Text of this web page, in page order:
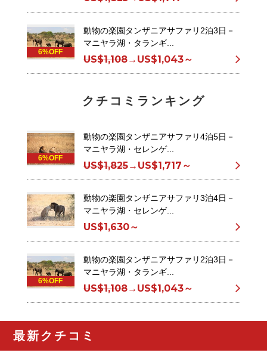
6%OFF
動物の楽園タンザニアサファリ2泊3日－
マニヤラ湖・タランギ...
US$1,108→ US$1,043～
クチコミランキング
6%OFF
動物の楽園タンザニアサファリ4泊5日－
マニヤラ湖・セレンゲ...
US$1,825→ US$1,717～
動物の楽園タンザニアサファリ3泊4日－
マニヤラ湖・セレンゲ...
US$1,630～
6%OFF
動物の楽園タンザニアサファリ2泊3日－
マニヤラ湖・タランギ...
US$1,108→ US$1,043～
最新クチコミ